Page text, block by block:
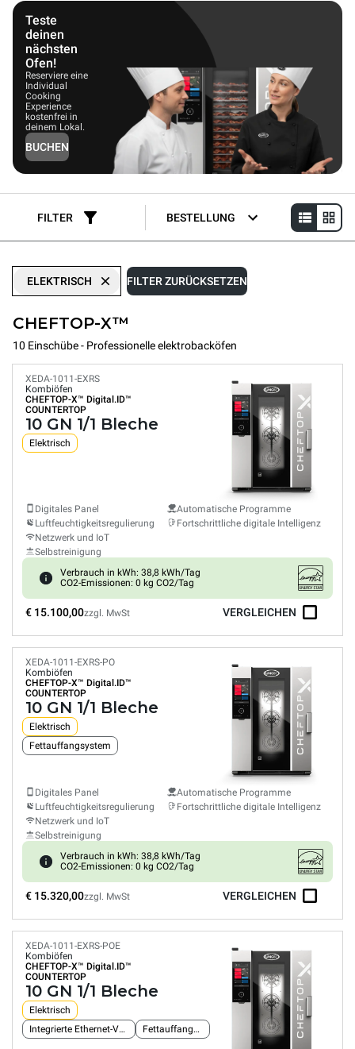
Grillplatten, Dämpfern oder Fritteusen zwischen 28 % und über
50 % Energie einsparen.
Teste
deinen
nächsten
Ofen!
Reserviere eine
Individual
Cooking
Experience
kostenfrei in
deinem Lokal.
BUCHEN
FILTER BESTELLUNG
ELEKTRISCH FILTER ZURÜCKSETZEN
CHEFTOP-X™
10 Einschübe - Professionelle elektrobacköfen
XEDA-1011-EXRS
Kombiöfen
CHEFTOP-X™ Digital.ID™
COUNTERTOP
10 GN 1/1 Bleche
Elektrisch
Digitales Panel
Luftfeuchtigkeitsregulierung
Netzwerk und IoT
Selbstreinigung
Automatische Programme
Fortschrittliche digitale Intelligenz
Verbrauch in kWh: 38,8 kWh/Tag
CO2-Emissionen: 0 kg CO2/Tag
€ 15.100,00zzgl. MwSt VERGLEICHEN
XEDA-1011-EXRS-PO
Kombiöfen
CHEFTOP-X™ Digital.ID™
COUNTERTOP
10 GN 1/1 Bleche
Elektrisch
Fettauffangsystem
Digitales Panel
Luftfeuchtigkeitsregulierung
Netzwerk und IoT
Selbstreinigung
Automatische Programme
Fortschrittliche digitale Intelligenz
Verbrauch in kWh: 38,8 kWh/Tag
CO2-Emissionen: 0 kg CO2/Tag
€ 15.320,00zzgl. MwSt VERGLEICHEN
XEDA-1011-EXRS-POE
Kombiöfen
CHEFTOP-X™ Digital.ID™
COUNTERTOP
10 GN 1/1 Bleche
Elektrisch
Integrierte Ethernet-Verbindung
Fettauffangsystem